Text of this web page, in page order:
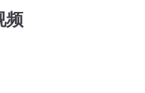
频